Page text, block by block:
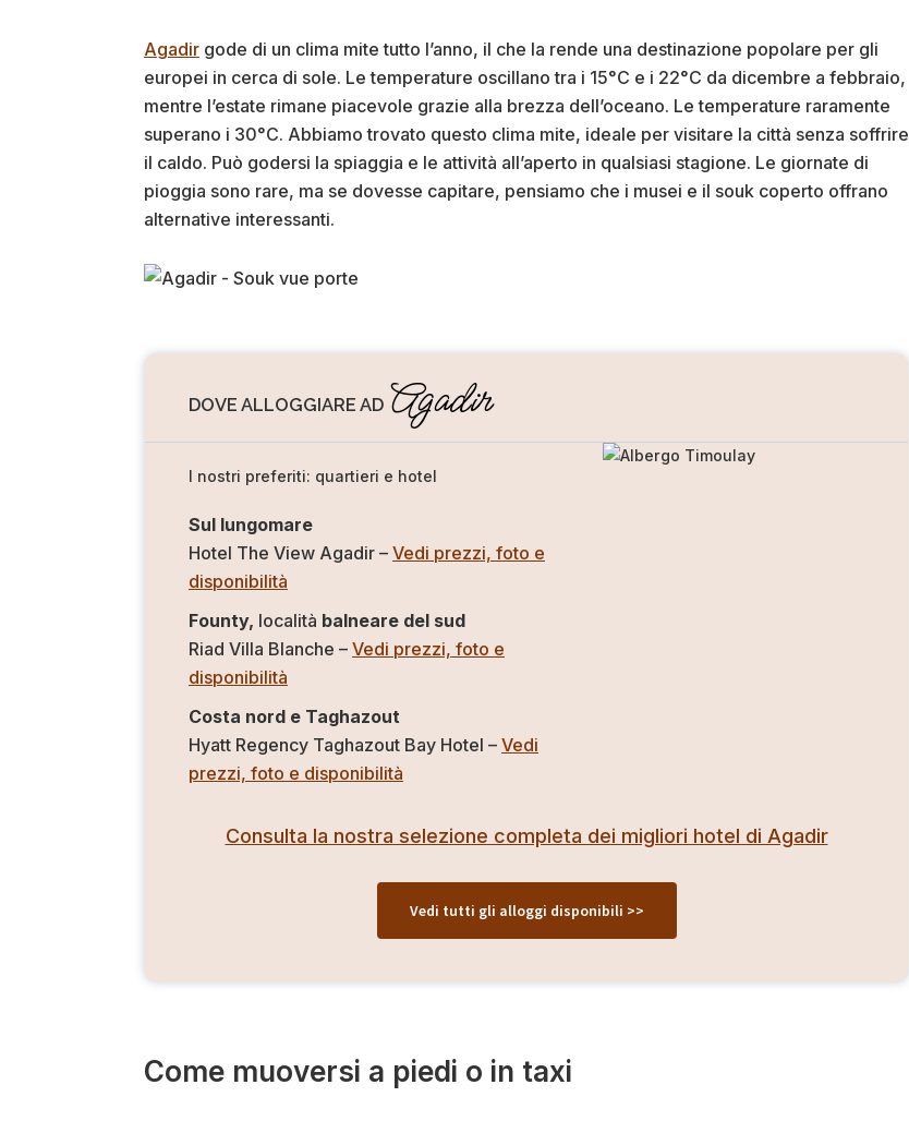
Agadir gode di un clima mite tutto l’anno, il che la rende una destinazione popolare per gli
europei in cerca di sole. Le temperature oscillano tra i 15°C e i 22°C da dicembre a febbraio,
mentre l’estate rimane piacevole grazie alla brezza dell’oceano. Le temperature raramente
superano i 30°C. Abbiamo trovato questo clima mite, ideale per visitare la città senza soffrire
il caldo. Può godersi la spiaggia e le attività all’aperto in qualsiasi stagione. Le giornate di
pioggia sono rare, ma se dovesse capitare, pensiamo che i musei e il souk coperto offrano
alternative interessanti.
DOVE ALLOGGIARE AD Agadir
I nostri preferiti: quartieri e hotel
Sul lungomare
Hotel The View Agadir – Vedi prezzi, foto e
disponibilità
Founty, località balneare del sud
Riad Villa Blanche – Vedi prezzi, foto e
disponibilità
Costa nord e Taghazout
Hyatt Regency Taghazout Bay Hotel – Vedi
prezzi, foto e disponibilità
Consulta la nostra selezione completa dei migliori hotel di Agadir
Vedi tutti gli alloggi disponibili >>
Come muoversi a piedi o in taxi